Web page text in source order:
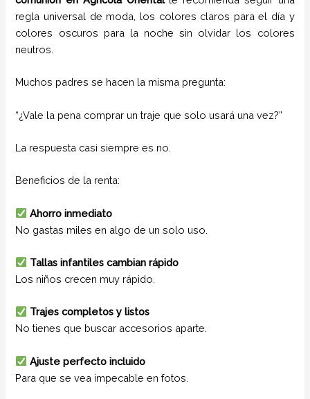
regla universal de moda, los colores claros para el día y
colores oscuros para la noche sin olvidar los colores
neutros.
Muchos padres se hacen la misma pregunta:
“¿Vale la pena comprar un traje que solo usará una vez?”
La respuesta casi siempre es no.
Beneficios de la renta:
Ahorro inmediato
No gastas miles en algo de un solo uso.
Tallas infantiles cambian rápido
Los niños crecen muy rápido.
Trajes completos y listos
No tienes que buscar accesorios aparte.
Ajuste perfecto incluido
Para que se vea impecable en fotos.